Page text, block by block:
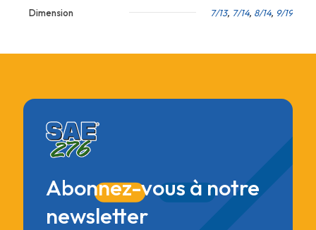
Dimension 7/13, 7/14, 8/14, 9/19
Abonnez-vous à notre
newsletter